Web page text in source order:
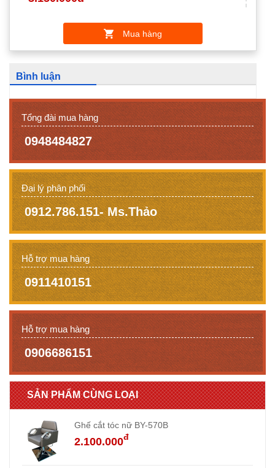
Mua hàng
Bình luận
Tổng đài mua hàng
0948484827
Đại lý phân phối
0912.786.151- Ms.Thảo
Hỗ trợ mua hàng
0911410151
Hỗ trợ mua hàng
0906686151
SẢN PHẨM CÙNG LOẠI
Ghế cắt tóc nữ BY-570B
2.100.000đ